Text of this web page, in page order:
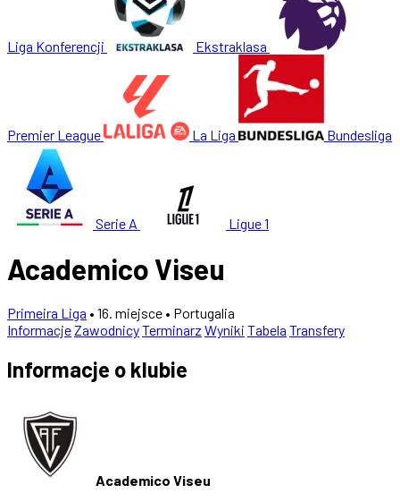
Liga Konferencji Ekstraklasa
Premier League La Liga Bundesliga
Serie A Ligue 1
Academico Viseu
Primeira Liga • 16. miejsce • Portugalia
InformacjeZawodnicyTerminarz Wyniki Tabela Transfery
Informacje o klubie
Academico Viseu